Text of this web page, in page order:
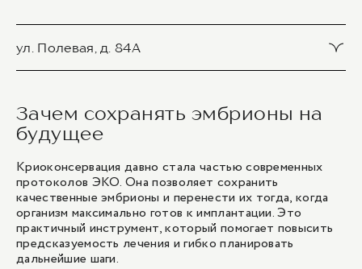
ул. Полевая, д. 84А
36 800 ₽
39 900 ₽
Криоконсервация эмбрионов (3-4 носителя)
47 300 ₽
Зачем сохранять эмбрионы на
будущее
Криоконсервация давно стала частью современных
протоколов ЭКО. Она позволяет сохранить
качественные эмбрионы и перенести их тогда, когда
организм максимально готов к имплантации. Это
практичный инструмент, который помогает повысить
предсказуемость лечения и гибко планировать
дальнейшие шаги.